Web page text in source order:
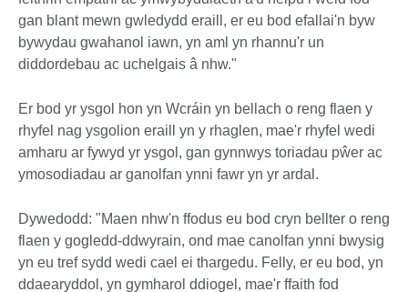
gan blant mewn gwledydd eraill, er eu bod efallai'n byw
bywydau gwahanol iawn, yn aml yn rhannu'r un
diddordebau ac uchelgais â nhw."
Er bod yr ysgol hon yn Wcráin yn bellach o reng flaen y
rhyfel nag ysgolion eraill yn y rhaglen, mae'r rhyfel wedi
amharu ar fywyd yr ysgol, gan gynnwys toriadau pŵer ac
ymosodiadau ar ganolfan ynni fawr yn yr ardal.
Dywedodd: "Maen nhw'n ffodus eu bod cryn bellter o reng
flaen y gogledd-ddwyrain, ond mae canolfan ynni bwysig
yn eu tref sydd wedi cael ei thargedu. Felly, er eu bod, yn
ddaearyddol, yn gymharol ddiogel, mae'r ffaith fod